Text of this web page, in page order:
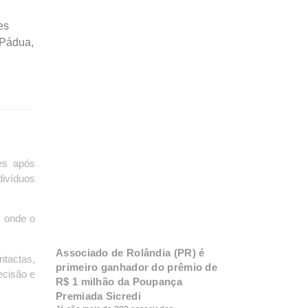
após
onde o
e
Associado de Rolândia (PR) é
primeiro ganhador do prêmio de
R$ 1 milhão da Poupança
Premiada Sicredi